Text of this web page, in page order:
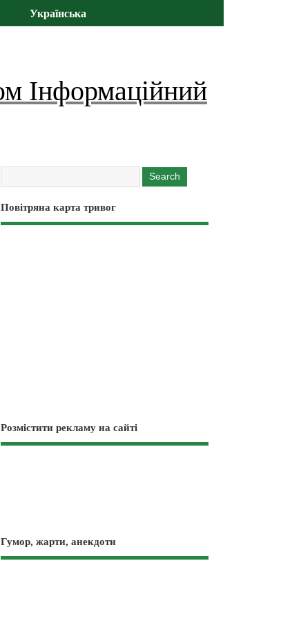
Українська
Інформаційний
Повітряна карта тривог
Розмістити рекламу на сайті
Гумор, жарти, анекдоти